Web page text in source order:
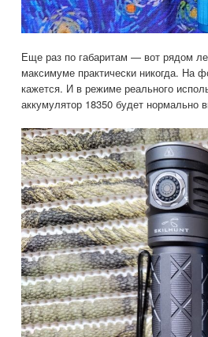
Еще раз по габаритам — вот рядом
максимуме практически никогда. На
кажется. И в режиме реального
аккумулятор 18350 будет нормально